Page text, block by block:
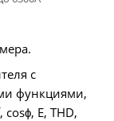
с
функциями,
E, THD,